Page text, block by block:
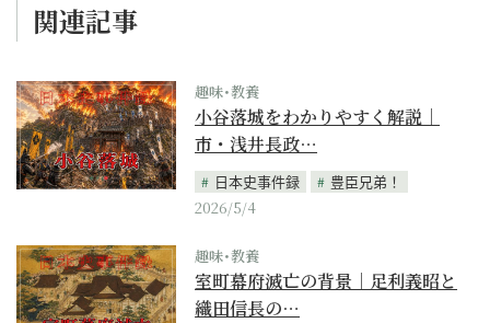
関連記事
趣味･教養
小谷落城をわかりやすく解説｜
市・浅井長政…
日本史事件録
豊臣兄弟！
2026/5/4
趣味･教養
室町幕府滅亡の背景｜足利義昭と
織田信長の…